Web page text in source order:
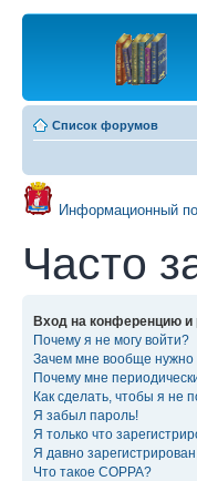
Список форумов
Информационный
Часто
Вход на конференцию и
Почему я не могу войти?
Зачем мне вообще нужно
Почему мне
Как сделать, чтобы я не
Я забыл пароль!
Я только что
Я давно
Что такое COPPA?